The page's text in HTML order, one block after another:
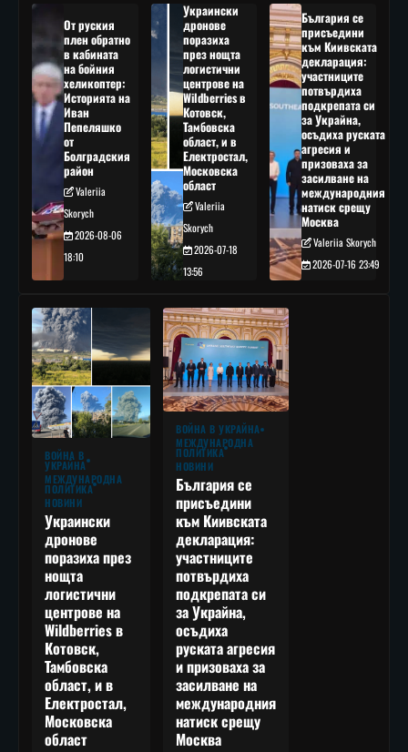
От руския
плен обратно
в кабината
на бойния
хеликоптер:
Историята на
Иван
Пепеляшко
от
Болградския
район
Valeriia
Skorych
2026-08-06
18:10
Украински
дронове
поразиха
през нощта
логистични
центрове на
Wildberries в
Котовск,
Тамбовска
област, и в
Електростал,
Московска
област
Valeriia
Skorych
2026-07-18
13:56
България се
присъедини
към Киивската
декларация:
участниците
потвърдиха
подкрепата си
за Украйна,
осъдиха руската
агресия и
призоваха за
засилване на
международния
натиск срещу
Москва
Valeriia Skorych
2026-07-16 23:49
ВОЙНА В
УКРАЙНА
МЕЖДУНАРОДНА
ПОЛИТИКА
НОВИНИ
Украински
дронове
поразиха през
нощта
логистични
центрове на
Wildberries в
Котовск,
Тамбовска
област, и в
Електростал,
Московска
област
ВОЙНА В УКРАЙНА
МЕЖДУНАРОДНА
ПОЛИТИКА
НОВИНИ
България се
присъедини
към Киивската
декларация:
участниците
потвърдиха
подкрепата си
за Украйна,
осъдиха
руската агресия
и призоваха за
засилване на
международния
натиск срещу
Москва